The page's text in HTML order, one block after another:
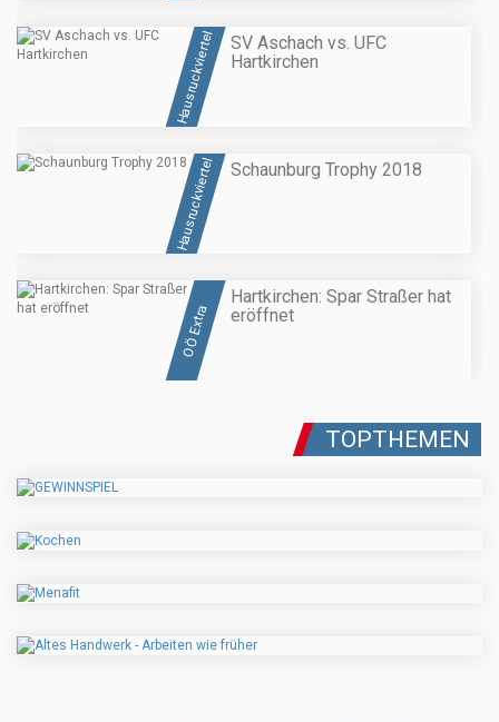
Hausruckviertel
SV Aschach vs. UFC
Hartkirchen
Hausruckviertel Schaunburg Trophy 2018
OÖ Extra
Hartkirchen: Spar Straßer hat
eröffnet
TOPTHEMEN